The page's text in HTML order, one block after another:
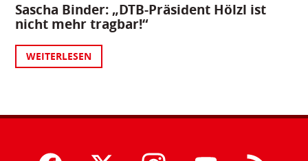
Sascha Binder: „DTB-Präsident Hölzl ist
nicht mehr tragbar!“
WEITERLESEN